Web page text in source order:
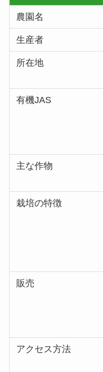
農園名
生産者
所在地
有機JAS
主な作物
栽培の特徴
販売
アクセス方法